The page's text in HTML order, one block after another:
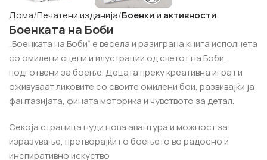
Дома Печатени изданија Боенки и активности
Боенката на Боби
„Боенката на Боби“ е весела и разиграна книга исполнета
со омилени сцени и илустрации од светот на Боби,
подготвени за боење. Децата преку креативна игра ги
оживуваат ликовите со своите омилени бои, развивајќи ја
фантазијата, фината моторика и чувството за детал.
Секоја страница нуди нова авантура и можност за
изразување, претворајќи го боењето во радосно и
инспиративно искуство